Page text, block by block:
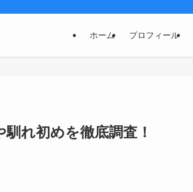
ホーム プロフィール
れ初めを徹底調査！